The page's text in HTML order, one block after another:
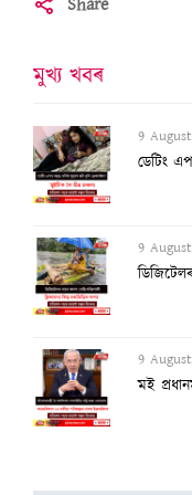
মুখ্য খবৰ
9
ডেটিং
9
9
মই